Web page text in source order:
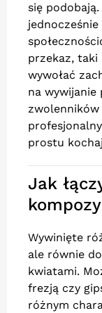
się
przekaz,
wywołać
na wywijanie
prostu
Jak
Wywinięte
ale równie
kwiatami.
frezją czy
różnym